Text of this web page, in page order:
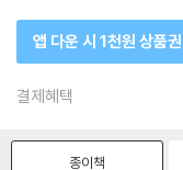
앱 다운 시 1천원 상품권
결제혜택
종이책